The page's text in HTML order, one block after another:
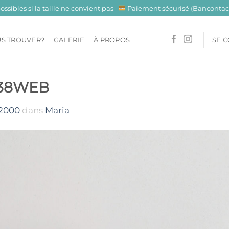
si la taille ne convient pas · Paiement sécurisé
TROUVER? GALERIE À PROPOS SE
dans Maria